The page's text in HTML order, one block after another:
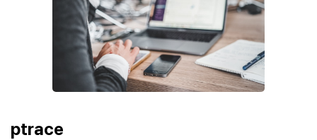
ptrace